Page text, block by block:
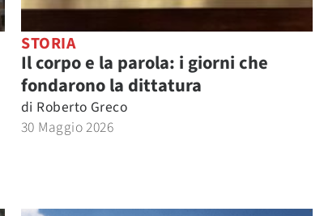
STORIA
Il corpo e la parola: i giorni che
fondarono la dittatura
di Roberto Greco
30 Maggio 2026